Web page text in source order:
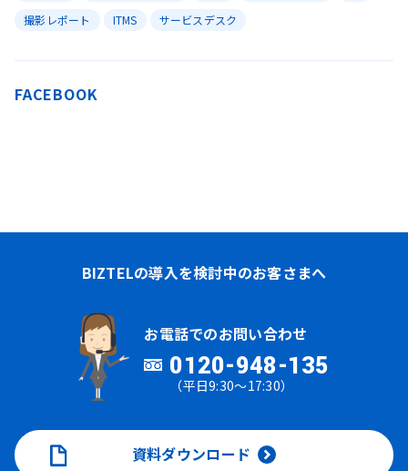
撮影レポート
ITMS サービスデスク
FACEBOOK
BIZTELの導入を検討中のお客さまへ
お電話でのお問い合わせ
0120-948-135
（平日9:30～17:30）
資料ダウンロード